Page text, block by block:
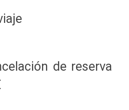
de reserva